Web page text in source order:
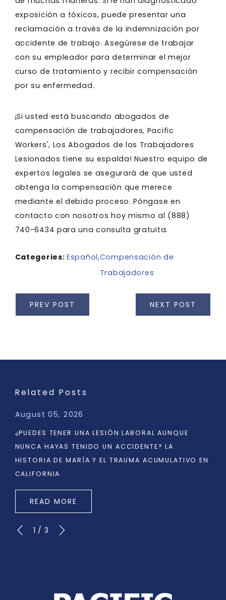
exposición a tóxicos, puede presentar una
reclamación a través de la indemnización por
accidente de trabajo. Asegúrese de trabajar
con su empleador para determinar el mejor
curso de tratamiento y recibir compensación
por su enfermedad.
¡Si usted está buscando abogados de
compensación de trabajadores, Pacific
Workers', Los Abogados de los Trabajadores
Lesionados tiene su espalda! Nuestro equipo de
expertos legales se asegurará de que usted
obtenga la compensación que merece
mediante el debido proceso. Póngase en
contacto con nosotros hoy mismo al (888)
740-6434 para una consulta gratuita.
Categories:Español,Compensación de
Trabajadores
PREV POST NEXT POST
Related Posts
August 05, 2026
¿PUEDES TENER UNA LESIÓN LABORAL AUNQUE
NUNCA HAYAS TENIDO UN ACCIDENTE? LA
HISTORIA DE MARÍA Y EL TRAUMA ACUMULATIVO EN
CALIFORNIA
READ MORE
1 / 3